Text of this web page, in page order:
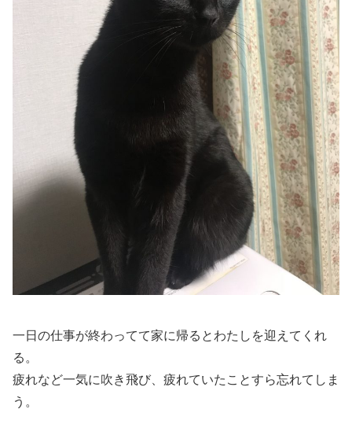
一日の仕事が終わってて家に帰るとわたしを迎えてくれ
る。
疲れなど一気に吹き飛び、疲れていたことすら忘れてしま
う。